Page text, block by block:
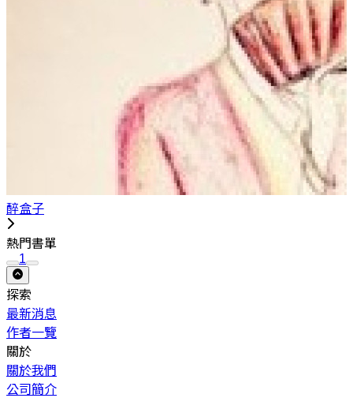
醉盒子
熱門書單
1
探索
最新消息
作者一覽
關於
關於我們
公司簡介